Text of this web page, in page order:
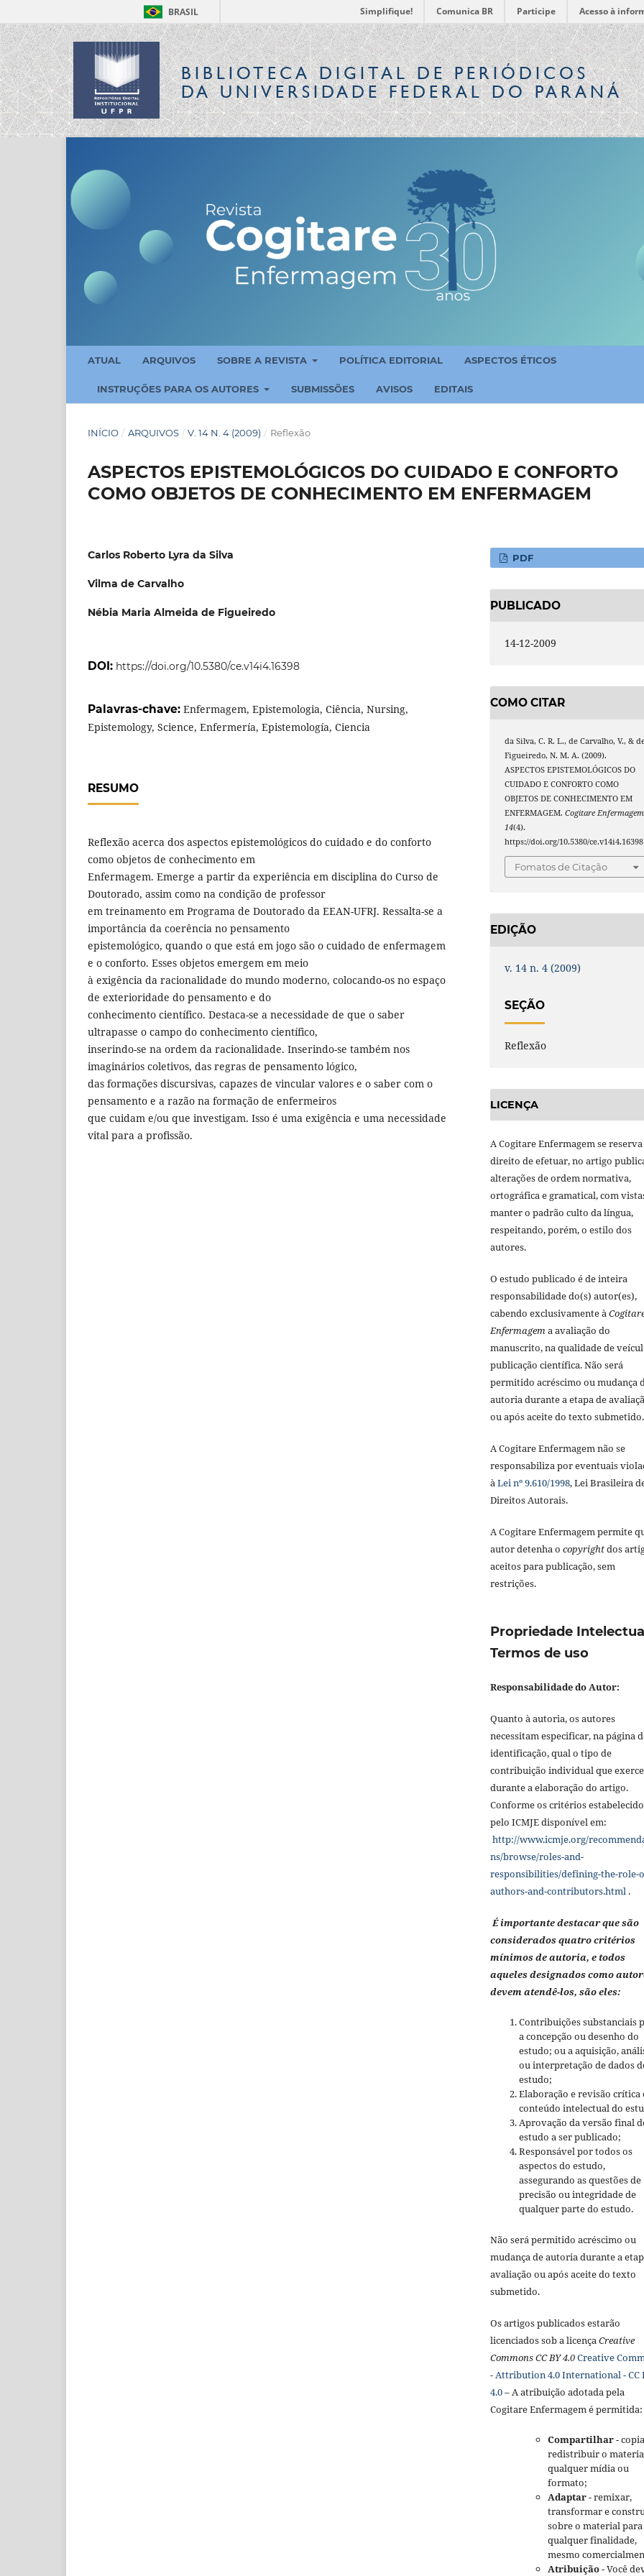
BRASIL Simplifique! Comunica BR Participe Acesso à
BIBLIOTECA DIGITALDE PERIÓDICOS
DA UNIVERSIDADE FEDERAL DO PARANÁ
ATUAL ARQUIVOS SOBRE A REVISTA POLÍTICA EDITORIAL ASPECTOS ÉTICOS
INSTRUÇÕES PARA OS AUTORES SUBMISSÕES AVISOS EDITAIS
INÍCIO / ARQUIVOS / V. 14 N. 4 (2009) / Reflexão
ASPECTOS EPISTEMOLÓGICOS DO CUIDADO E CONFORTO
COMO OBJETOS DE CONHECIMENTO EM ENFERMAGEM
Carlos Roberto Lyra da Silva
Vilma de Carvalho
Nébia Maria Almeida de Figueiredo
DOI: https://doi.org/10.5380/ce.v14i4.16398
Palavras-chave: Enfermagem, Epistemologia, Ciência, Nursing,
Epistemology, Science, Enfermería, Epistemología, Ciencia
RESUMO
Reflexão acerca dos aspectos epistemológicos do cuidado e do conforto
como objetos de conhecimento em
Enfermagem. Emerge a partir da experiência em disciplina do Curso de
Doutorado, assim como na condição de professor
em treinamento em Programa de Doutorado da EEAN-UFRJ. Ressalta-se a
importância da coerência no pensamento
epistemológico, quando o que está em jogo são o cuidado de enfermagem
e o conforto. Esses objetos emergem em meio
à exigência da racionalidade do mundo moderno, colocando-os no espaço
de exterioridade do pensamento e do
conhecimento científico. Destaca-se a necessidade de que o saber
ultrapasse o campo do conhecimento científico,
inserindo-se na ordem da racionalidade. Inserindo-se também nos
imaginários coletivos, das regras de pensamento lógico,
das formações discursivas, capazes de vincular valores e o saber com o
pensamento e a razão na formação de enfermeiros
que cuidam e/ou que investigam. Isso é uma exigência e uma necessidade
vital para a profissão.
PDF
PUBLICADO
14-12-2009
COMO CITAR
da Silva, C. R. L., de Carvalho, V., &
Figueiredo, N. M. A. (2009).
ASPECTOS EPISTEMOLÓGICOS DO
CUIDADO E CONFORTO COMO
OBJETOS DE CONHECIMENTO EM
ENFERMAGEM.Cogitare Enfermagem
14(4).
https://doi.org/10.5380/ce.v14i4.16398
Fomatos de Citação
EDIÇÃO
v. 14 n. 4 (2009)
SEÇÃO
Reflexão
LICENÇA
A Cogitare Enfermagem se
direito de efetuar, no artigo
alterações de ordem normativa,
ortográfica e gramatical, com
manter o padrão culto da língua,
respeitando, porém, o estilo dos
autores.
O estudo publicado é de inteira
responsabilidade do(s) autor(es),
cabendo exclusivamente à
Enfermagema avaliação do
manuscrito, na qualidade de
publicação científica. Não será
permitido acréscimo ou mudança
autoria durante a etapa de
ou após aceite do texto submetido.
A Cogitare Enfermagem não se
responsabiliza por eventuais
àLei nº 9.610/1998, Lei Brasileira
Direitos Autorais.
A Cogitare Enfermagem permite
autor detenha o copyrightdos
aceitos para publicação, sem
restrições.
Propriedade
Termos de uso
Responsabilidade do Autor:
Quanto à autoria, os autores
necessitam especificar, na página
identificação, qual o tipo de
contribuição individual que
durante a elaboração do artigo.
Conforme os critérios
pelo ICMJE disponível em:
http://www.icmje.org/
ns/browse/roles-and-
responsibilities/defining-the-role-
authors-and-contributors.html .
É importante destacar que são
considerados quatro critérios
mínimos de autoria, e todos
aqueles designados como
devem atendê-los, são eles:
Contribuições substanciais
a concepção ou desenho do
estudo; ou a aquisição,
ou interpretação de dados
estudo;
Elaboração e revisão crítica
conteúdo intelectual do
Aprovação da versão final
estudo a ser publicado;
Responsável por todos os
aspectos do estudo,
assegurando as questões de
precisão ou integridade de
qualquer parte do estudo.
Não será permitido acréscimo ou
mudança de autoria durante a
avaliação ou após aceite do texto
submetido.
Os artigos publicados estarão
licenciados sob a licença Creative
Commons CC BY 4.0Creative
- Attribution 4.0 International - CC
4.0– A atribuição adotada pela
Cogitare Enfermagem é permitida:
Compartilhar-
redistribuir o
qualquer mídia ou
formato;
Adaptar- remixar,
transformar e
sobre o material para
qualquer finalidade,
mesmo
Atribuição- Você